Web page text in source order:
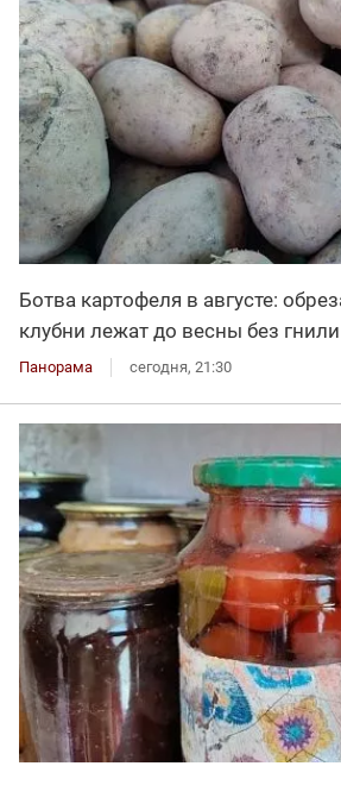
Ботва картофеля в августе:
клубни лежат до весны без гнили
Панорама сегодня, 21:30